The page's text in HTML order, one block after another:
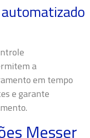
a
em tempo
e garante
Messer